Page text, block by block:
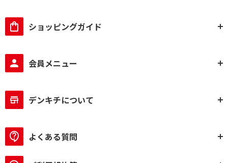
ショッピングガイド
会員メニュー
デンキチについて
よくある質問